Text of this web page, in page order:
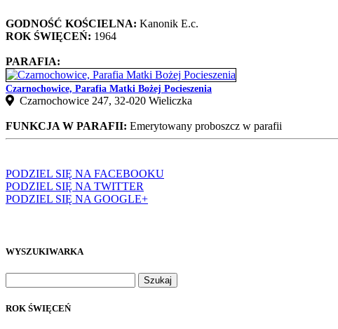
GODNOŚĆ KOŚCIELNA: Kanonik E.c.
ROK ŚWIĘCEŃ: 1964
PARAFIA:
Czarnochowice, Parafia Matki Bożej Pocieszenia
Czarnochowice 247, 32‑020 Wieliczka
FUNKCJA W PARAFII: Emerytowany proboszcz w parafii
PODZIEL SIĘ NA FACEBOOKU
PODZIEL SIĘ NA TWITTER
PODZIEL SIĘ NA GOOGLE+
WYSZUKIWARKA
ROK ŚWIĘCEŃ